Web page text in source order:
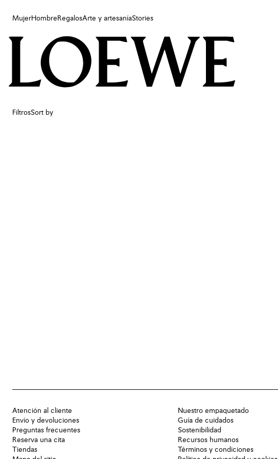
MujerHombre RegalosArte y artesaníaStories
Mujer
Arte y artesanía
FiltrosSort by
Atención al cliente
Envío y devoluciones
Preguntas frecuentes
Reserva una cita
Tiendas
Nuestro empaquetado
Guía de cuidados
Sostenibilidad
Recursos humanos
Términos y condiciones